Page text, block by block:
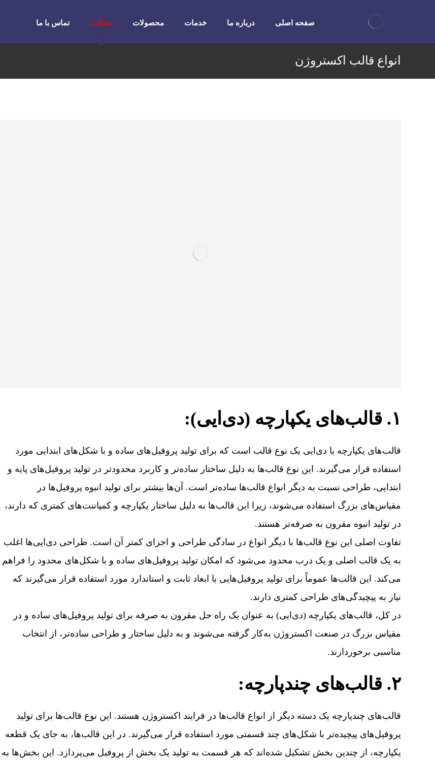
صفحه اصلی درباره ما خدمات محصولات مقالات تماس با ما
انواع قالب اکستروژن
۱. قالب‌های یکپارچه (دی‌ایی):
قالب‌های یکپارچه یا دی‌ایی یک نوع قالب است که برای تولید پروفیل‌های ساده و با شکل‌های ابتدایی مورد
استفاده قرار می‌گیرند. این نوع قالب‌ها به دلیل ساختار ساده‌تر و کاربرد محدودتر در تولید پروفیل‌های پایه و
ابتدایی، طراحی نسبت به دیگر انواع قالب‌ها ساده‌تر است. آن‌ها بیشتر برای تولید انبوه پروفیل‌ها در
مقیاس‌های بزرگ استفاده می‌شوند، زیرا این قالب‌ها به دلیل ساختار یکپارچه و کمپاننت‌های کمتری که دارند،
در تولید انبوه مقرون به صرفه‌تر هستند.
تفاوت اصلی این نوع قالب‌ها با دیگر انواع در سادگی طراحی و اجزای کمتر آن است. طراحی دی‌ایی‌ها اغلب
به یک قالب اصلی و یک درب محدود می‌شود که امکان تولید پروفیل‌های ساده و با شکل‌های محدود را فراهم
می‌کند. این قالب‌ها عموماً برای تولید پروفیل‌هایی با ابعاد ثابت و استاندارد مورد استفاده قرار می‌گیرند که
نیاز به پیچیدگی‌های طراحی کمتری دارند.
در کل، قالب‌های یکپارچه (دی‌ایی) به عنوان یک راه حل مقرون به صرفه برای تولید پروفیل‌های ساده و در
مقیاس بزرگ در صنعت اکستروژن به‌کار گرفته می‌شوند و به دلیل ساختار و طراحی ساده‌تر، از انتخاب
مناسبی برخوردارند.
۲. قالب‌های چندپارچه:
قالب‌های چندپارچه یک دسته دیگر از انواع قالب‌ها در فرایند اکستروژن هستند. این نوع قالب‌ها برای تولید
پروفیل‌های پیچیده‌تر با شکل‌های چند قسمتی مورد استفاده قرار می‌گیرند. در این قالب‌ها، به جای یک قطعه
یکپارچه، از چندین بخش تشکیل شده‌اند که هر قسمت به تولید یک بخش از پروفیل می‌پردازد. این بخش‌ها به